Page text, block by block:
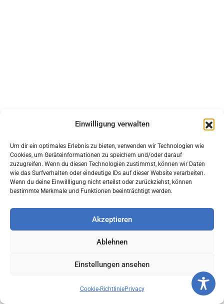
Einwilligung verwalten
Um dir ein optimales Erlebnis zu bieten, verwenden wir Technologien wie
Cookies, um Geräteinformationen zu speichern und/oder darauf
zuzugreifen. Wenn du diesen Technologien zustimmst, können wir Daten
wie das Surfverhalten oder eindeutige IDs auf dieser Website verarbeiten.
Wenn du deine Einwillligung nicht erteilst oder zurückziehst, können
bestimmte Merkmale und Funktionen beeinträchtigt werden.
Akzeptieren
Ablehnen
Einstellungen ansehen
Cookie-RichtliniePrivacy